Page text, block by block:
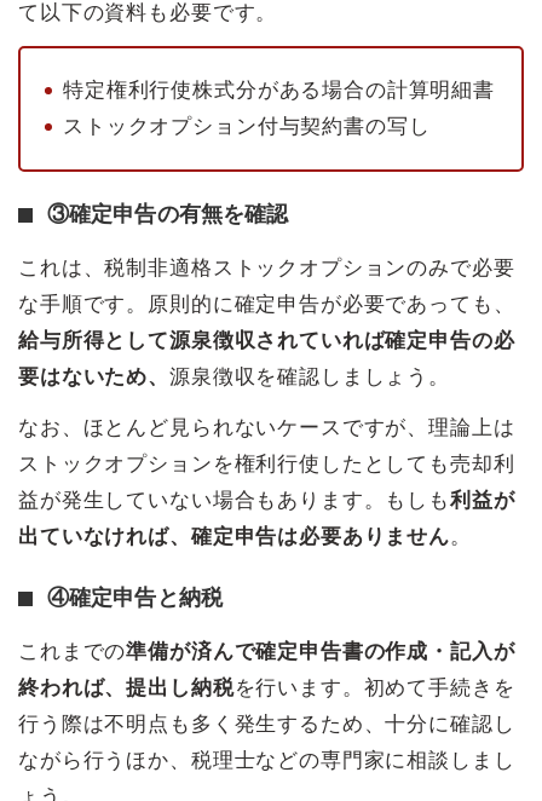
て以下の資料も必要です。
特定権利行使株式分がある場合の計算明細書
ストックオプション付与契約書の写し
③確定申告の有無を確認
これは、税制非適格ストックオプションのみで必要
な手順です。原則的に確定申告が必要であっても、
給与所得として源泉徴収されていれば確定申告の必
要はないため、 源泉徴収を確認しましょう。
なお、ほとんど見られないケースですが、理論上は
ストックオプションを権利行使したとしても売却利
益が発生していない場合もあります。もしも利益が
出ていなければ、確定申告は必要ありません。
④確定申告と納税
これまでの準備が済んで確定申告書の作成・記入が
終われば、提出し納税を行います。初めて手続きを
行う際は不明点も多く発生するため、十分に確認し
ながら行うほか、税理士などの専門家に相談しまし